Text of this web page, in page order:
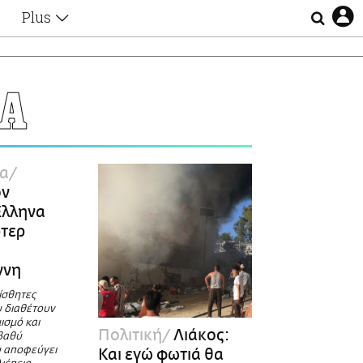
Plus
Ζώδια
Lgbtqi+
Επιλογές
διαθέτουν
και
αποφεύγει
Πολιτική Λιάκος:
Και εγώ φωτιά θα